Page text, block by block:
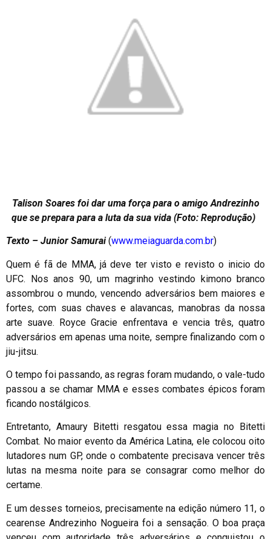
Talison Soares foi dar uma força para o amigo Andrezinho
que se prepara para a luta da sua vida (Foto: Reprodução)
Texto – Junior Samurai(www.meiaguarda.com.br)
Quem é fã de MMA, já deve ter visto e revisto o inicio do
UFC. Nos anos 90, um magrinho vestindo kimono branco
assombrou o mundo, vencendo adversários bem maiores e
fortes, com suas chaves e alavancas, manobras da nossa
arte suave. Royce Gracie enfrentava e vencia três, quatro
adversários em apenas uma noite, sempre finalizando com o
jiu-jitsu.
O tempo foi passando, as regras foram mudando, o vale-tudo
passou a se chamar MMA e esses combates épicos foram
ficando nostálgicos.
Entretanto, Amaury Bitetti resgatou essa magia no Bitetti
Combat. No maior evento da América Latina, ele colocou oito
lutadores num GP, onde o combatente precisava vencer três
lutas na mesma noite para se consagrar como melhor do
certame.
E um desses torneios, precisamente na edição número 11, o
cearense Andrezinho Nogueira foi a sensação. O boa praça